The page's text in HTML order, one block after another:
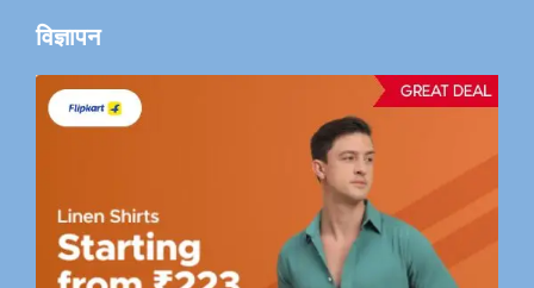
विज्ञापन